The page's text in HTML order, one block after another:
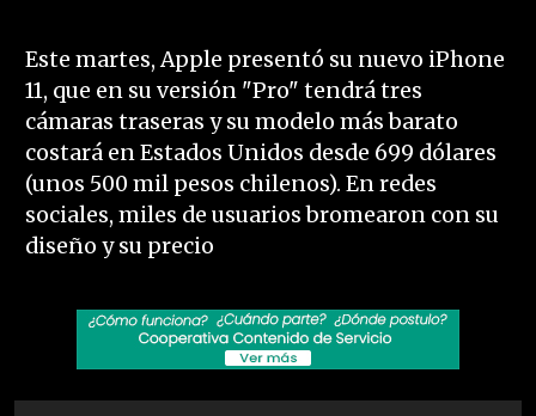
Este martes, Apple presentó su nuevo iPhone
11, que en su versión "Pro" tendrá tres
cámaras traseras y su modelo más barato
costará en Estados Unidos desde 699 dólares
(unos 500 mil pesos chilenos). En redes
sociales, miles de usuarios bromearon con su
diseño y su precio